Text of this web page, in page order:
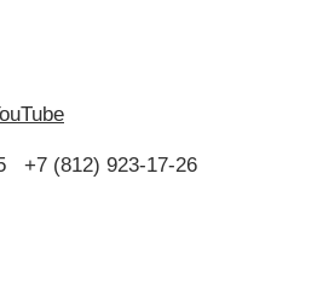
+7 (812) 923-17-26